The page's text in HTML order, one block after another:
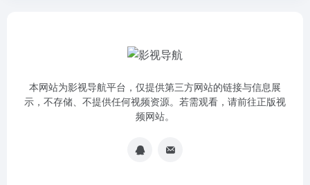
本网站为影视导航平台，仅提供第三方网站的链接与信息展
示，不存储、不提供任何视频资源。若需观看，请前往正版视
频网站。